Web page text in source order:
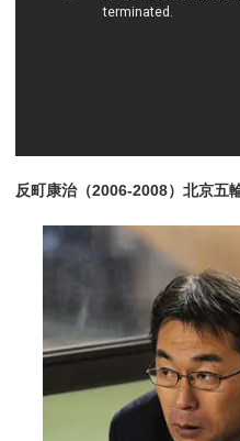
反町康治（2006-2008）北京